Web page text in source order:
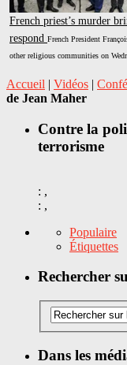
French priest’s murder
respond French President
other religious communities on
Accueil | Vidéos |
de Jean Maher
Contre la
terrorisme
: ,
: ,
Populaire
Étiquettes
Rechercher
Dans les